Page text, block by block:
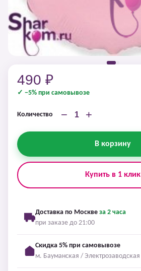
490 ₽
✓ −5% при самовывозе
Количество − +
В корзину
Купить в 1 клик
Доставка по Москве за 2 часа
при заказе до 21:00
Скидка 5% при самовывозе
м. Бауманская / Электрозаводская